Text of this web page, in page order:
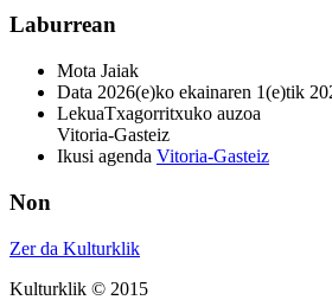
Laburrean
Mota Jaiak
Data 2026(e)ko ekainaren 1(e)tik
LekuaTxagorritxuko auzoa
Vitoria-Gasteiz
Ikusi agenda Vitoria-Gasteiz
Non
Zer da Kulturklik
Kulturklik © 2015